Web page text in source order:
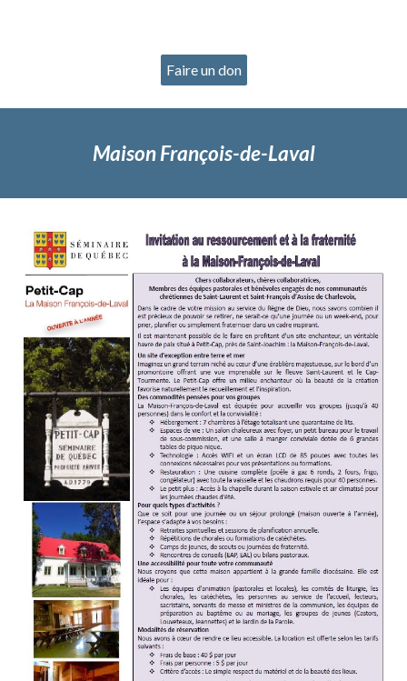
Faire un don
Maison François-de-Laval